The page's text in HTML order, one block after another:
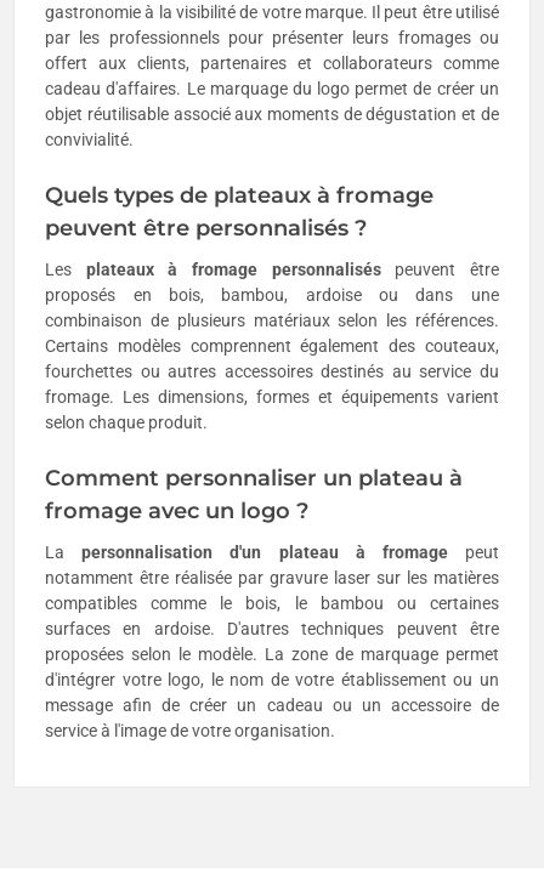
gastronomie à la visibilité de votre marque. Il peut être utilisé
par les professionnels pour présenter leurs fromages ou
offert aux clients, partenaires et collaborateurs comme
cadeau d'affaires. Le marquage du logo permet de créer un
objet réutilisable associé aux moments de dégustation et de
convivialité.
Quels types de plateaux à fromage
peuvent être personnalisés ?
Les plateaux à fromage personnaliséspeuvent être
proposés en bois, bambou, ardoise ou dans une
combinaison de plusieurs matériaux selon les références.
Certains modèles comprennent également des couteaux,
fourchettes ou autres accessoires destinés au service du
fromage. Les dimensions, formes et équipements varient
selon chaque produit.
Comment personnaliser un plateau à
fromage avec un logo ?
Lapersonnalisation d'un plateau à fromagepeut
notamment être réalisée par gravure laser sur les matières
compatibles comme le bois, le bambou ou certaines
surfaces en ardoise. D'autres techniques peuvent être
proposées selon le modèle. La zone de marquage permet
d'intégrer votre logo, le nom de votre établissement ou un
message afin de créer un cadeau ou un accessoire de
service à l'image de votre organisation.